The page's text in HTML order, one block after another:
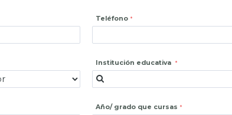
Teléfono
Institución educativa
Año/ grado que cursas